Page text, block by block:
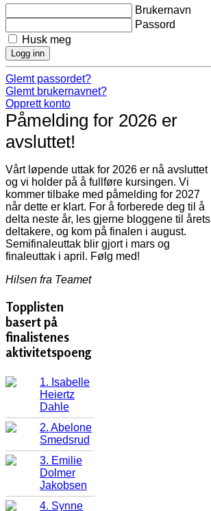
Brukernavn
Passord
Husk meg
Logg inn
Glemt passordet?
Glemt brukernavnet?
Opprett konto
Påmelding for 2026 er
avsluttet!
Vårt løpende uttak for 2026 er nå avsluttet
og vi holder på å fullføre kursingen. Vi
kommer tilbake med påmelding for 2027
når dette er klart. For å forberede deg til å
delta neste år, les gjerne bloggene til årets
deltakere, og kom på finalen i august.
Semifinaleuttak blir gjort i mars og
finaleuttak i april. Følg med!
Hilsen fra Teamet
Topplisten
basert på
finalistenes
aktivitetspoeng
1. Isabelle
Heiertz
Dahle
2. Abelone
Smedsrud
3. Emilie
Dolmer
Jakobsen
4. Synne